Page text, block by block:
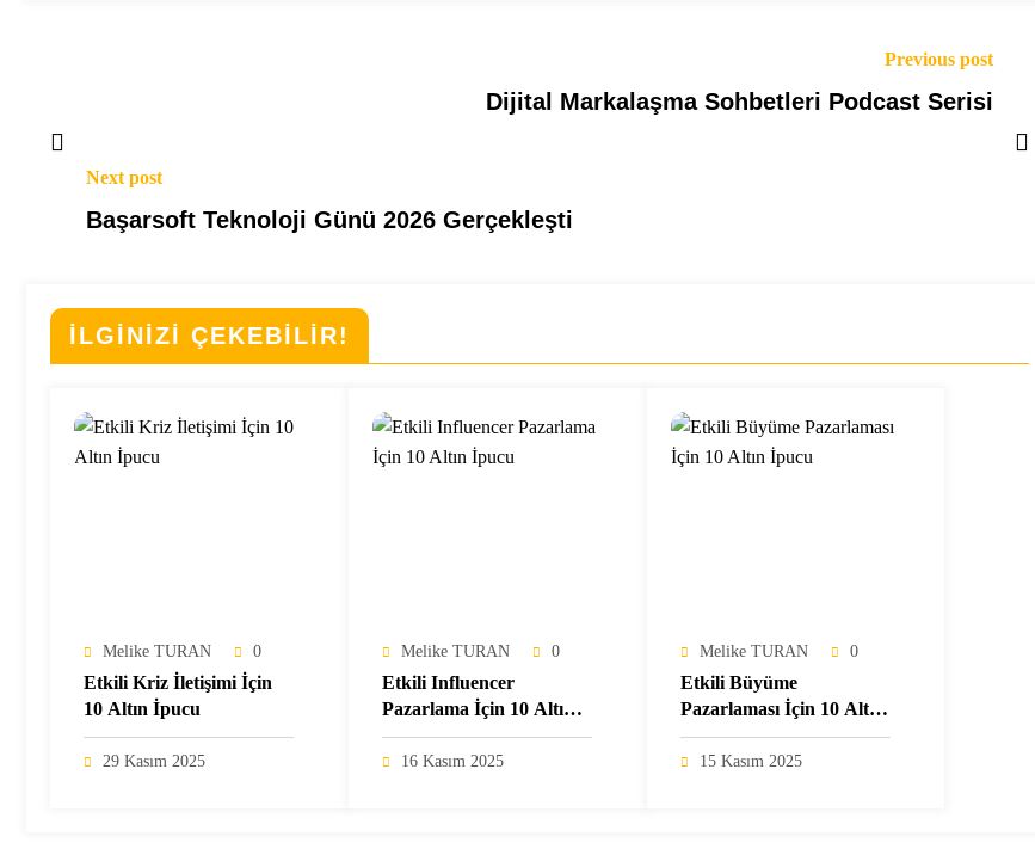
Previous post
Dijital Markalaşma Sohbetleri Podcast Serisi
Next post
Başarsoft Teknoloji Günü 2026 Gerçekleşti
İLGİNİZİ ÇEKEBİLİR!
Melike TURAN 0
Etkili Kriz İletişimi İçin
10 Altın İpucu
29 Kasım 2025
Melike TURAN 0
Etkili Influencer
Pazarlama İçin 10 Altın
İpucu
16 Kasım 2025
Melike TURAN 0
Etkili Büyüme
Pazarlaması İçin 10 Altın
İpucu
15 Kasım 2025